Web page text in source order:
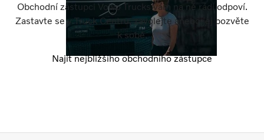
Obchodní zástupci Volvo Trucks vám na ně rádi odpoví.
Zastavte se v Truck Centru, zavolejte anebo jej pozvěte
k sobě.
Najít nejbližšího obchodního zástupce